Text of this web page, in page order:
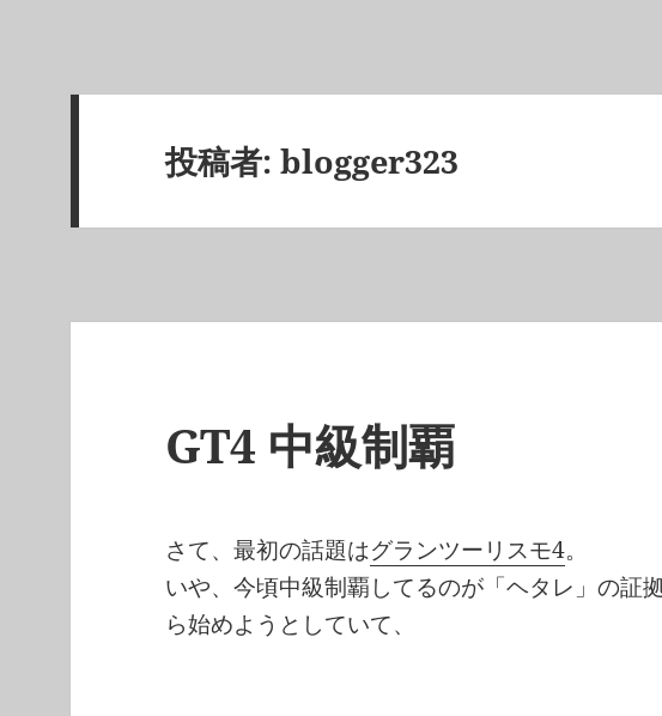
投稿者:blogger323
GT4 中級制覇
さて、最初の話題はグランツーリスモ4。
いや、今頃中級制覇してるのが「ヘタレ」の証
ら始めようとしていて、